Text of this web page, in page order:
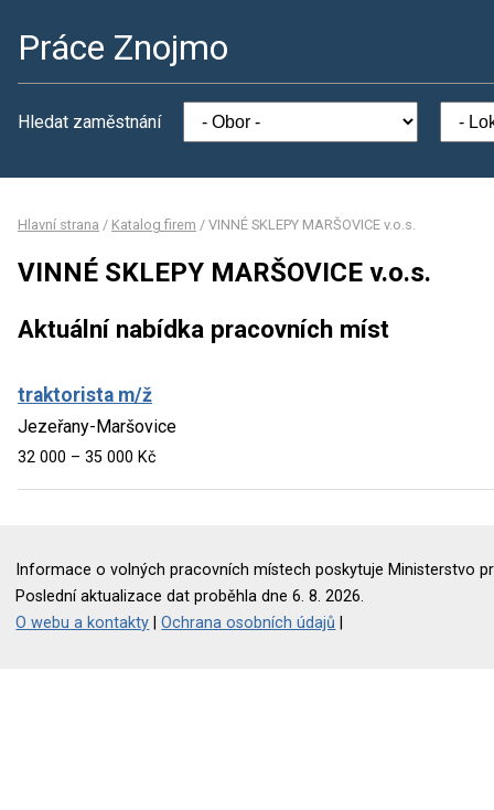
Práce Znojmo
Hledat zaměstnání
Hlavní strana / Katalog firem / VINNÉ SKLEPY MARŠOVICE v.o.s.
VINNÉ SKLEPY MARŠOVICE v.o.s.
Aktuální nabídka pracovních míst
traktorista m/ž
Jezeřany-Maršovice
32 000 – 35 000 Kč
Informace o volných pracovních místech poskytuje Ministerstvo
Poslední aktualizace dat proběhla dne 6. 8. 2026.
O webu a kontakty |Ochrana osobních údajů